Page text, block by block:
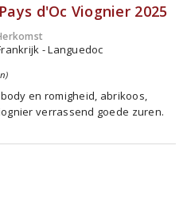
d'Oc Viognier 2025
- Languedoc
en romigheid, abrikoos,
verrassend goede zuren.